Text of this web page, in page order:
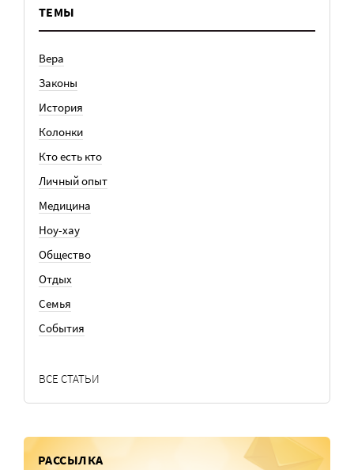
ТЕМЫ
Вера
Законы
История
Колонки
Кто есть кто
Личный опыт
Медицина
Ноу-хау
Общество
Отдых
Семья
События
ВСЕ СТАТЬИ
РАССЫЛКА